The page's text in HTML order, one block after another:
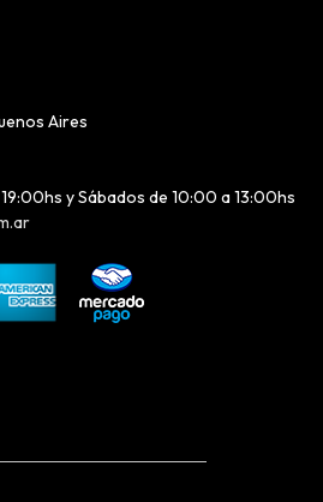
Aires
y Sábados de 10:00 a 13:00hs